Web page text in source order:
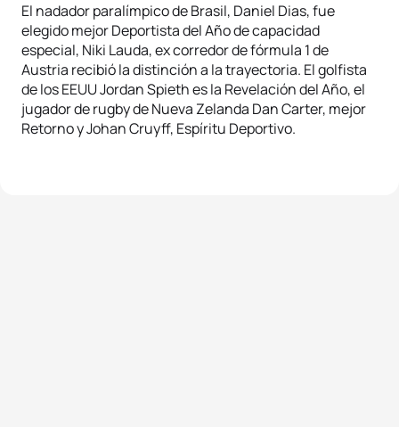
El nadador paralímpico de Brasil, Daniel Dias, fue
elegido mejor Deportista del Año de capacidad
especial, Niki Lauda, ex corredor de fórmula 1 de
Austria recibió la distinción a la trayectoria. El golfista
de los EEUU Jordan Spieth es la Revelación del Año, el
jugador de rugby de Nueva Zelanda Dan Carter, mejor
Retorno y Johan Cruyff, Espíritu Deportivo.